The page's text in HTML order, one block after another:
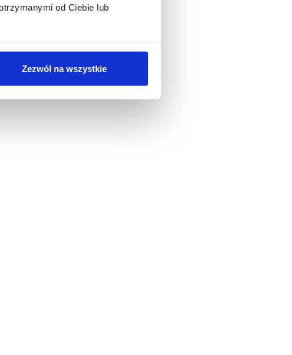
od Ciebie lub
Zezwól na wszystkie